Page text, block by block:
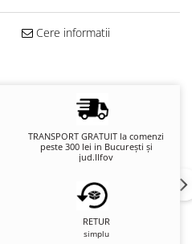
Cere informatii
TRANSPORT GRATUIT la comenzi
peste 300 lei in București și
jud.Ilfov
RETUR
simplu